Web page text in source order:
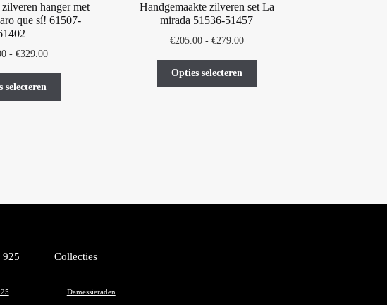
hanger met
que sí! 61507-
- €329.00Prijsklasse:
€329.00
selecteren
gekozen
de
Handgemaakte zilveren set La
mirada 51536-51457
€205.00 - €279.00Prijsklasse:
€279.00
Opties selecteren
worden
925 Collecties
Damessieraden